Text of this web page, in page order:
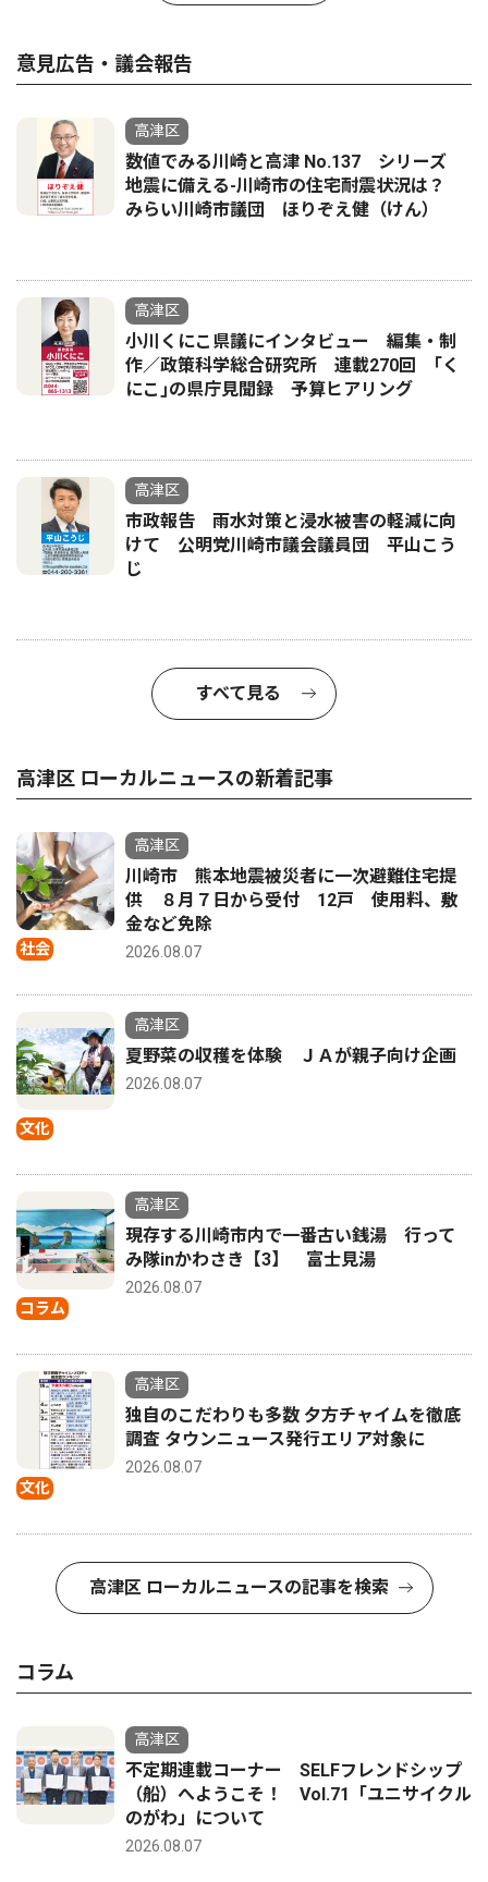
意見広告・議会報告
高津区
数値でみる川崎と高津 No.137 シリーズ
地震に備える-川崎市の住宅耐震状況は？
みらい川崎市議団 ほりぞえ健（けん）
高津区
小川くにこ県議にインタビュー 編集・制
作／政策科学総合研究所 連載270回 ｢く
にこ｣の県庁見聞録 予算ヒアリング
高津区
市政報告 雨水対策と浸水被害の軽減に向
けて 公明党川崎市議会議員団 平山こう
じ
すべて見る
高津区 ローカルニュースの新着記事
社会
高津区
川崎市 熊本地震被災者に一次避難住宅提
供 ８月７日から受付 12戸 使用料、敷
金など免除
2026.08.07
文化
高津区
夏野菜の収穫を体験 ＪＡが親子向け企画
2026.08.07
コラム
高津区
現存する川崎市内で一番古い銭湯 行って
み隊inかわさき【3】 富士見湯
2026.08.07
文化
高津区
独自のこだわりも多数 夕方チャイムを徹底
調査 タウンニュース発行エリア対象に
2026.08.07
高津区 ローカルニュースの記事を検索
コラム
高津区
不定期連載コーナー SELFフレンドシップ
（船）へようこそ！ Vol.71「ユニサイクル
のがわ」について
2026.08.07